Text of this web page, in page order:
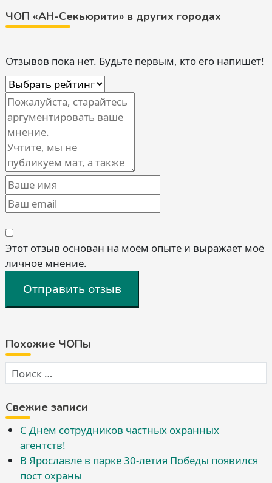
ЧОП «АН-Секьюрити» в других городах
Отзывов пока нет. Будьте первым, кто его напишет!
Этот отзыв основан на моём опыте и выражает моё
личное мнение.
Отправить отзыв
Похожие ЧОПы
Свежие записи
С Днём сотрудников частных охранных
агентств!
В Ярославле в парке 30-летия Победы появился
пост охраны